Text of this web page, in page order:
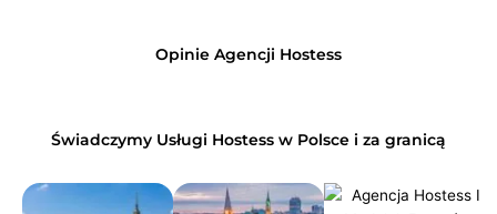
Opinie Agencji Hostess
Świadczymy Usługi Hostess w Polsce i za granicą